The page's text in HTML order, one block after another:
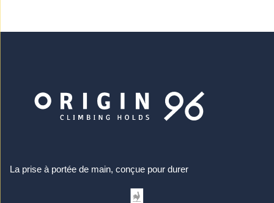
La prise à portée de main, conçue pour durer